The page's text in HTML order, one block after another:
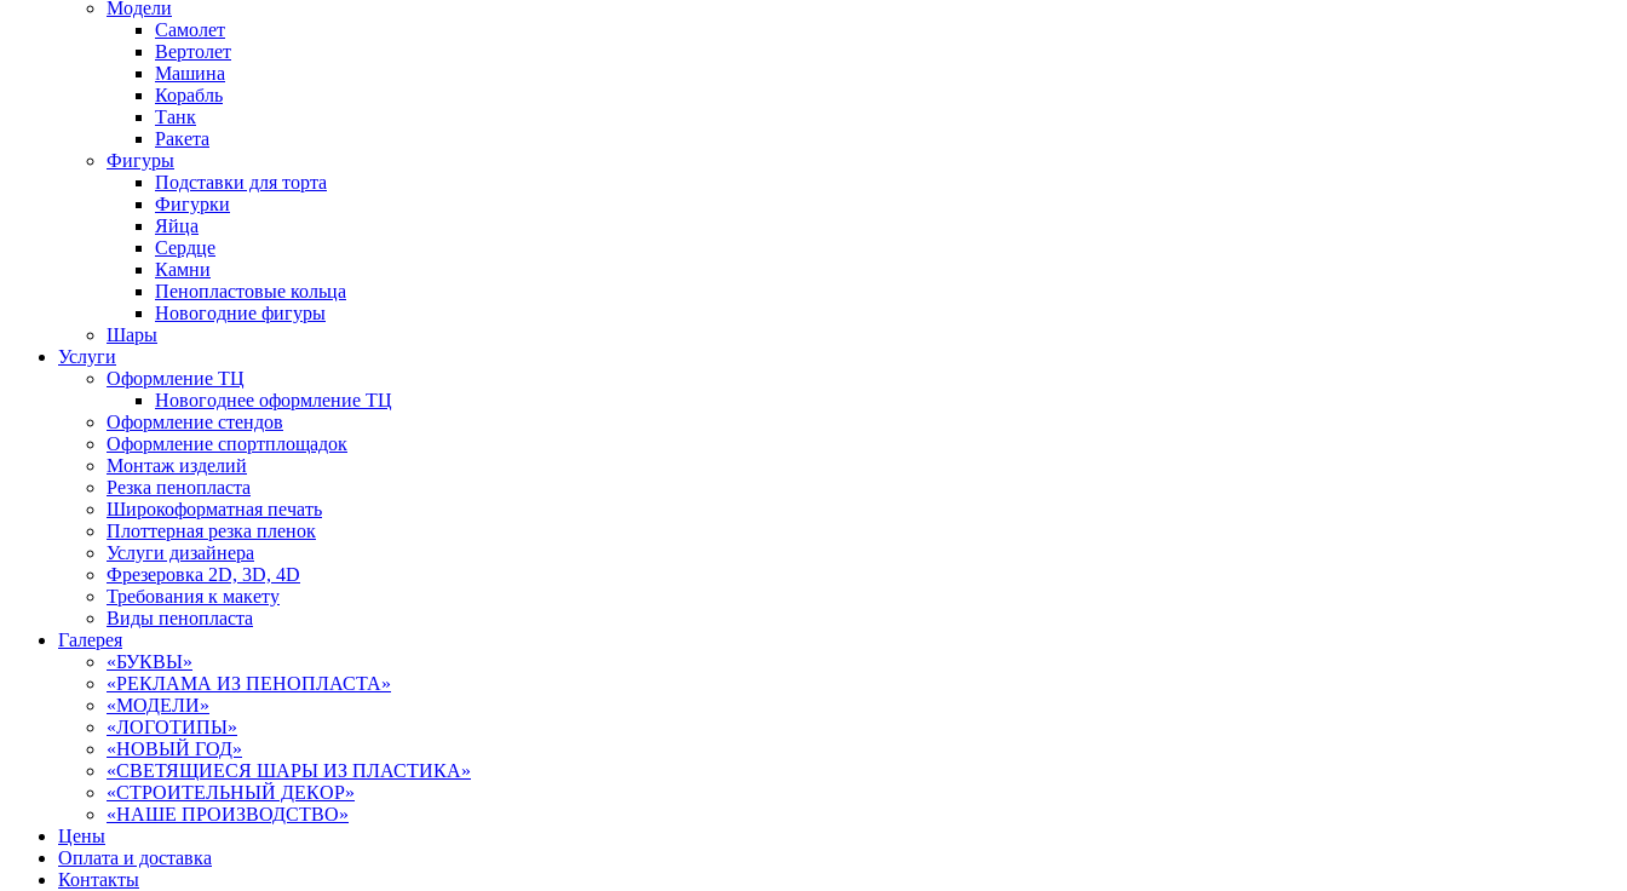
Модели
Самолет
Вертолет
Машина
Корабль
Танк
Ракета
Фигуры
Подставки для торта
Фигурки
Яйца
Сердце
Камни
Пенопластовые кольца
Новогодние фигуры
Шары
Услуги
Оформление ТЦ
Новогоднее оформление ТЦ
Оформление стендов
Оформление спортплощадок
Монтаж изделий
Резка пенопласта
Широкоформатная печать
Плоттерная резка пленок
Услуги дизайнера
Фрезеровка 2D, 3D, 4D
Требования к макету
Виды пенопласта
Галерея
«БУКВЫ»
«РЕКЛАМА ИЗ ПЕНОПЛАСТА»
«МОДЕЛИ»
«ЛОГОТИПЫ»
«НОВЫЙ ГОД»
«СВЕТЯЩИЕСЯ ШАРЫ ИЗ ПЛАСТИКА»
«СТРОИТЕЛЬНЫЙ ДЕКОР»
«НАШЕ ПРОИЗВОДСТВО»
Цены
Оплата и доставка
Контакты